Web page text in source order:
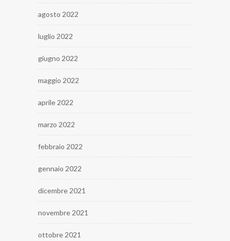
agosto 2022
luglio 2022
giugno 2022
maggio 2022
aprile 2022
marzo 2022
febbraio 2022
gennaio 2022
dicembre 2021
novembre 2021
ottobre 2021